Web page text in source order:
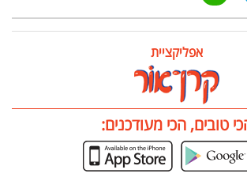
אפליקציית
טובים, הכי מעודכנים: